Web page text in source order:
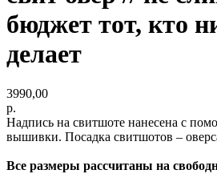
бюджет тот, кто
делает
3990,00
р.
Надпись на свитшоте нанесена с
вышивки. Посадка свитшотов –
Все размеры рассчитаны на